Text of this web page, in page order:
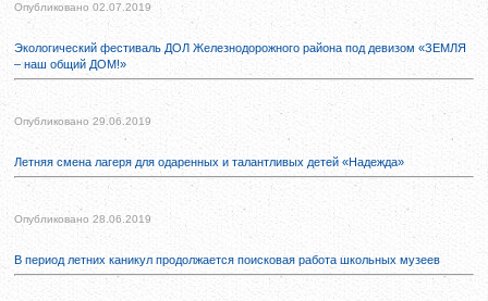
Опубликовано 02.07.2019
Экологический фестиваль ДОЛ Железнодорожного района под девизом «ЗЕМЛЯ
– наш общий ДОМ!»
Опубликовано 29.06.2019
Летняя смена лагеря для одаренных и талантливых детей «Надежда»
Опубликовано 28.06.2019
В период летних каникул продолжается поисковая работа школьных музеев